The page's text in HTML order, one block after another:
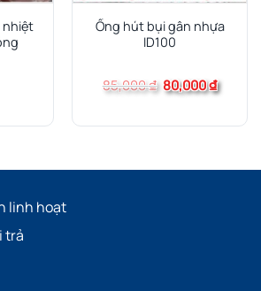
nhiệt
Ống hút bụi gân nhựa
ID100
85,000₫ Giá
gốc
80,000₫Giá
hiện
80,000
linh hoạt
trả